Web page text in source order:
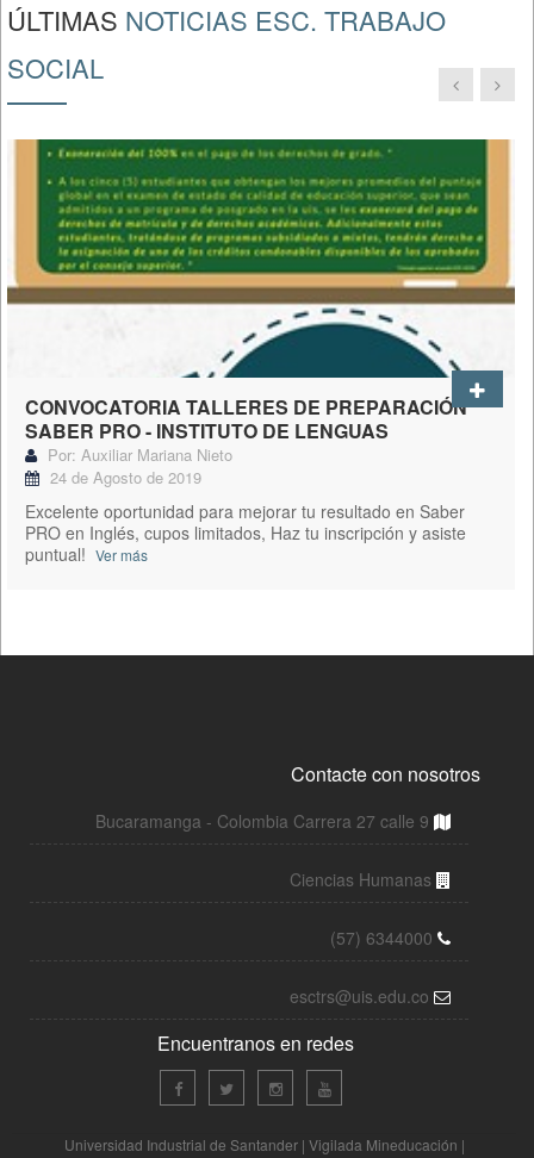
ÚLTIMAS NOTICIAS ESC. TRABAJO
SOCIAL
CONVOCATORIA TALLERES DE PREPARACIÓN
SABER PRO - INSTITUTO DE LENGUAS
Por: Auxiliar Mariana Nieto
24 de Agosto de 2019
Excelente oportunidad para mejorar tu resultado en Saber
PRO en Inglés, cupos limitados, Haz tu inscripción y asiste
puntual! Ver más
Contacte con nosotros
Bucaramanga - Colombia Carrera 27 calle 9
Ciencias Humanas
(57) 6344000
esctrs@uis.edu.co
Encuentranos en redes
Universidad Industrial de Santander | Vigilada Mineducación |